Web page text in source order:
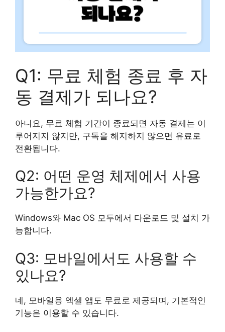
Q1: 무료 체험 종료 후 자
동 결제가 되나요?
아니요, 무료 체험 기간이 종료되면 자동 결제는 이
루어지지 않지만, 구독을 해지하지 않으면 유료로
전환됩니다.
Q2: 어떤 운영 체제에서 사용
가능한가요?
Windows와 Mac OS 모두에서 다운로드 및 설치 가
능합니다.
Q3: 모바일에서도 사용할 수
있나요?
네, 모바일용 엑셀 앱도 무료로 제공되며, 기본적인
기능은 이용할 수 있습니다.